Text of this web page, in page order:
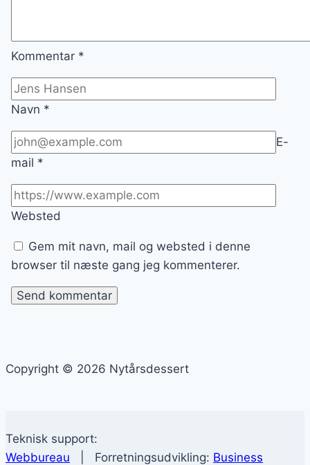
Kommentar *
Navn *
E-
mail *
Websted
Gem mit navn, mail og websted i denne
browser til næste gang jeg kommenterer.
Copyright © 2026 Nytårsdessert
Teknisk support:
Webbureau | Forretningsudvikling: Business